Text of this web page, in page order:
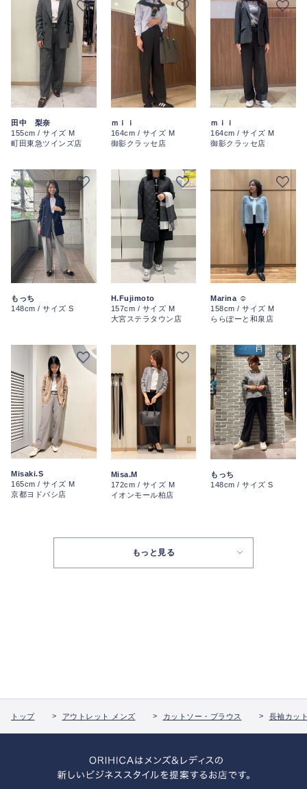
田中 梨奈
155cm / サイズ M
町田東急ツインズ店
ｍｉｉ
164cm / サイズ M
御影クラッセ店
ｍｉｉ
164cm / サイズ M
御影クラッセ店
もっち
148cm / サイズ S
H.Fujimoto
157cm / サイズ M
大宮ステラタウン店
Marina ☺︎
158cm / サイズ M
ららぽーと和泉店
Misaki.S
165cm / サイズ M
京都ヨドバシ店
Misa.M
172cm / サイズ M
イオンモール柏店
もっち
148cm / サイズ S
もっと見る
トップ アウトレット メンズ カットソー・ブラウス 長袖カッ